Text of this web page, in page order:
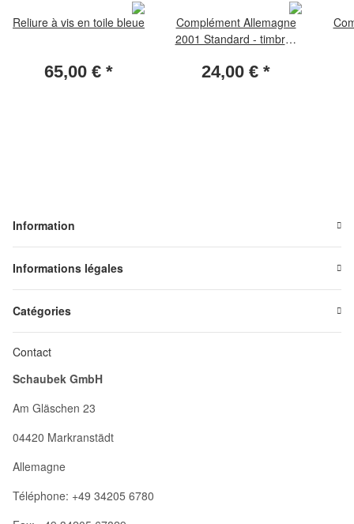
Reliure à vis en toile bleue
65,00 € *
Complément Allemagne
2001 Standard - timbres
24,00 € *
Information
Informations légales
Catégories
Contact
Schaubek GmbH
Am Gläschen 23
04420 Markranstädt
Allemagne
Téléphone: +49 34205 6780